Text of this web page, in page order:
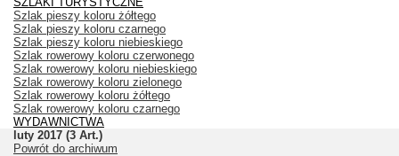
Szlak pieszy koloru żółtego
Szlak pieszy koloru czarnego
Szlak pieszy koloru niebieskiego
Szlak rowerowy koloru czerwonego
Szlak rowerowy koloru niebieskiego
Szlak rowerowy koloru zielonego
Szlak rowerowy koloru żółtego
Szlak rowerowy koloru czarnego
WYDAWNICTWA
luty 2017 (3 Art.)
Powrót do archiwum